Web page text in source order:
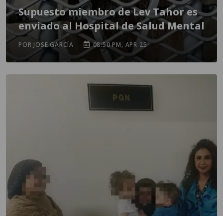
Supuesto miembro de Lev Tahor es
enviado al Hospital de Salud Mental
POR JOSE GARCÍA 08:50 PM, APR 25